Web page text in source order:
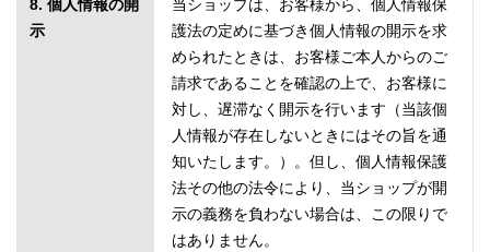
8. 個人情報の開
示
当ショップは、お客様から、個人情報保
護法の定めに基づき個人情報の開示を求
められたときは、お客様ご本人からのご
請求であることを確認の上で、お客様に
対し、遅滞なく開示を行います（当該個
人情報が存在しないときにはその旨を通
知いたします。）。但し、個人情報保護
法その他の法令により、当ショップが開
示の義務を負わない場合は、この限りで
はありません。